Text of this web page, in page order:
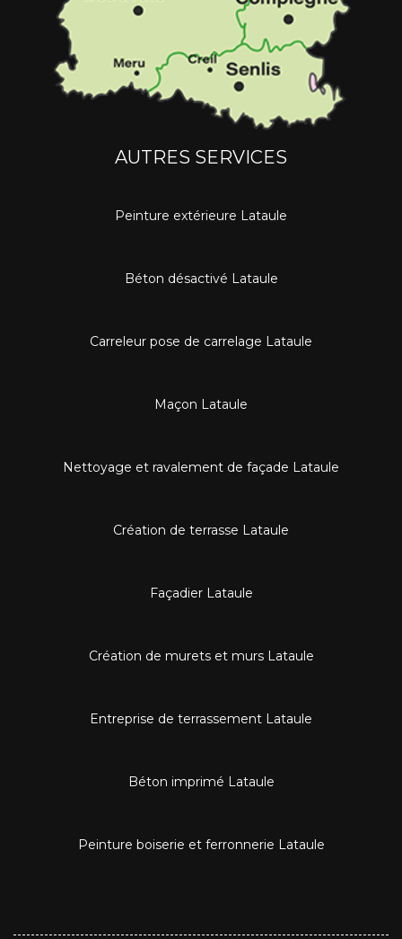
AUTRES SERVICES
Peinture extérieure Lataule
Béton désactivé Lataule
Carreleur pose de carrelage Lataule
Maçon Lataule
Nettoyage et ravalement de façade Lataule
Création de terrasse Lataule
Façadier Lataule
Création de murets et murs Lataule
Entreprise de terrassement Lataule
Béton imprimé Lataule
Peinture boiserie et ferronnerie Lataule